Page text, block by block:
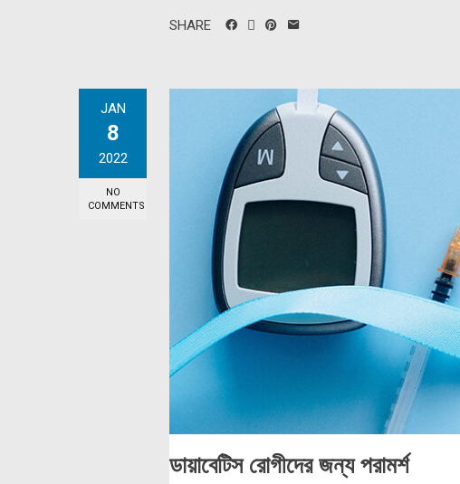
SHARE
JAN
8
2022
NO
COMMENTS
ডায়াবেটিস রোগীদের জন্য পরামর্শ